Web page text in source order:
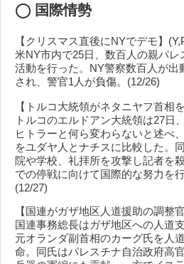
◯ 国際情勢
【クリスマス直後にNYでデモ】
米NY市内で25日、数百人の親パ
活動を行った。NY警察数百人が出
され、警官1人が負傷。(12/26)
【トルコ大統領がネタニヤフ首相
トルコのエルドアン大統領は27日
ヒトラーと何ら変わらないと述べ
をユダヤ人とナチスに比較した。
院や学校、礼拝所を攻撃し記者を
での停戦に向けて国際的な努力を
(12/27)
【国連がガザ地区人道援助の調整
国連事務総長はガザ地区への人道
元オランダ副首相のカーグ氏を人
命。同氏はパレスチナ自治政府高